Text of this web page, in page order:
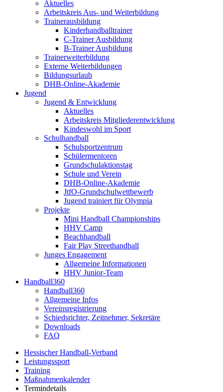
Aktuelles
Arbeitskreis Aus- und Weiterbildung
Trainerausbildung
Kinderhandballtrainer
C-Trainer Ausbildung
B-Trainer Ausbildung
Trainerweiterbildung
Externe Weiterbildungen
Bildungsurlaub
DHB-Online-Akademie
Jugend
Jugend & Entwicklung
Aktuelles
Arbeitskreis Mitgliederentwicklung
Kindeswohl im Sport
Schulhandball
Schulsportzentrum
Schülermentoren
Grundschulaktionstag
Schule und Verein
DHB-Online-Akademie
JtfO-Grundschulwettbewerb
Jugend trainiert für Olympia
Projekte
Mini Handball Championships
HHV Camp
Beachhandball
Fair Play Streethandball
Junges Engagement
Allgemeine Informationen
HHV Junior-Team
Handball360
Handball360
Allgemeine Infos
Vereinsregistrierung
Schiedsrichter, Zeitnehmer, Sekretäre
Downloads
FAQ
Hessischer Handball-Verband
Leistungssport
Training
Maßnahmenkalender
Termindetails